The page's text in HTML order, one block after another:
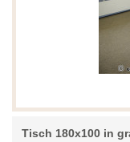
Tisch 180x100 in